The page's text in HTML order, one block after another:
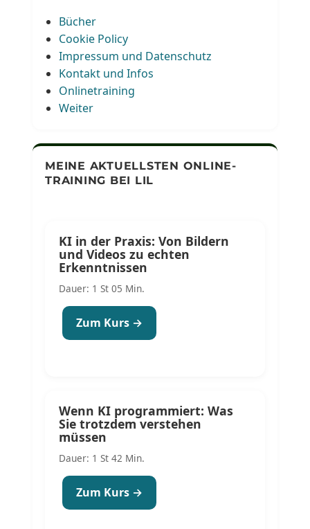
Bücher
Cookie Policy
Impressum und Datenschutz
Kontakt und Infos
Onlinetraining
Weiter
MEINE AKTUELLSTEN ONLINE-
TRAINING BEI LIL
KI in der Praxis: Von Bildern
und Videos zu echten
Erkenntnissen
Dauer: 1 St 05 Min.
Zum Kurs →
Wenn KI programmiert: Was
Sie trotzdem verstehen
müssen
Dauer: 1 St 42 Min.
Zum Kurs →